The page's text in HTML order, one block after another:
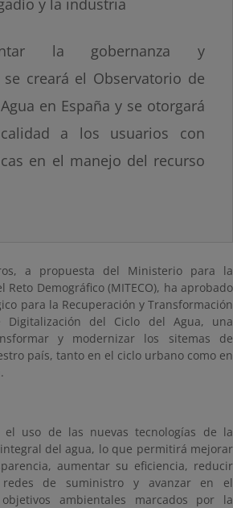
y la industria
la gobernanza y
creará el Observatorio de
en España y se otorgará
a los usuarios con
en el manejo del recurso
a propuesta del Ministerio para la
Reto Demográfico (MITECO), ha aprobado
para la Recuperación y Transformación
Digitalización del Ciclo del Agua, una
y modernizar los sitemas de
país, tanto en el ciclo urbano como en
el uso de las nuevas tecnologías de la
del agua, lo que permitirá mejorar
aumentar su eficiencia, reducir
de suministro y avanzar en el
ambientales marcados por la